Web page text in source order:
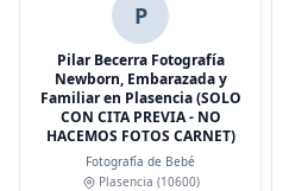
P
Pilar Becerra Fotografía
Newborn, Embarazada y
Familiar en Plasencia (SOLO
CON CITA PREVIA - NO
HACEMOS FOTOS CARNET)
Fotografía de Bebé
Plasencia (10600)